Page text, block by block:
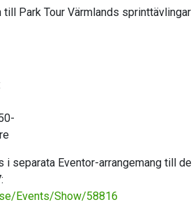
till Park Tour Värmlands
i separata Eventor-arrangemang till
Events/Show/58816